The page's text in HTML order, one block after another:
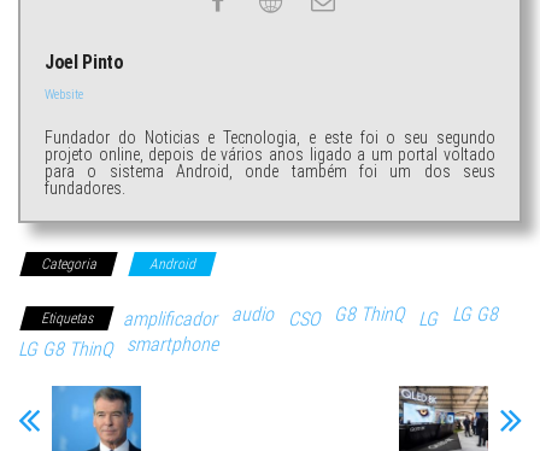
Joel Pinto
Website
Fundador do Noticias e Tecnologia, e este foi o seu segundo
projeto online, depois de vários anos ligado a um portal voltado
para o sistema Android, onde também foi um dos seus
fundadores.
Categoria Android
Etiquetas amplificador audio CSO G8 ThinQ LG
LG G8
LG G8 ThinQ
smartphone